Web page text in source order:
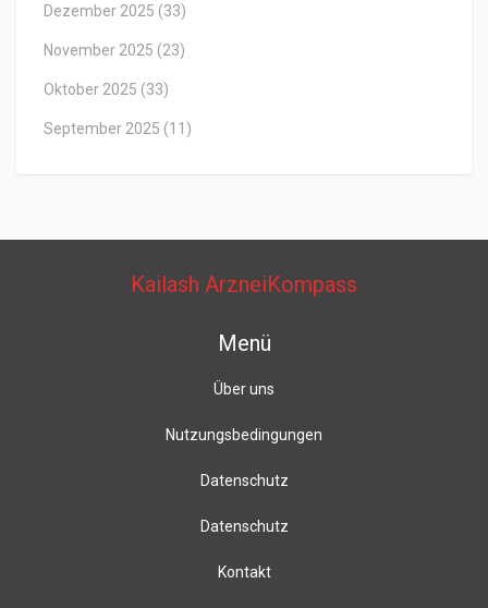
Dezember 2025 (33)
November 2025 (23)
Oktober 2025 (33)
September 2025 (11)
Kailash ArzneiKompass
Menü
Über uns
Nutzungsbedingungen
Datenschutz
Datenschutz
Kontakt